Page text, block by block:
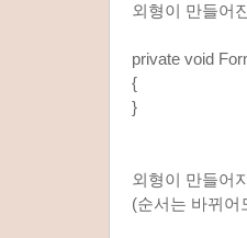
외형이 만들어
private void
{
}
외형이 만들어
(순서는 바뀌어